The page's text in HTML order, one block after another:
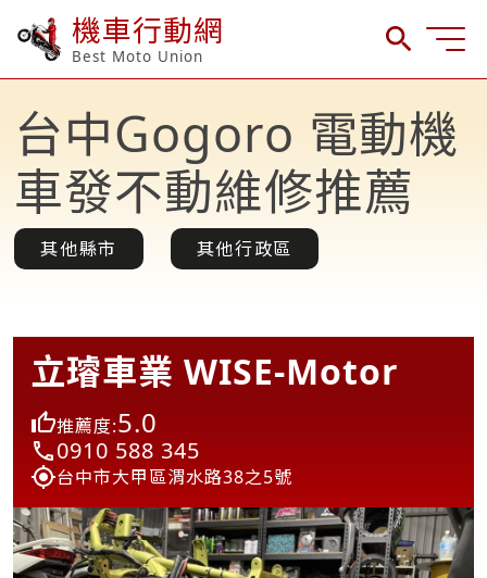
機車行動網
Best Moto Union
台中Gogoro 電動機
車發不動維修推薦
其他縣市 其他行政區
立璿車業 WISE-Motor
推薦度:5.0
0910 588 345
台中市大甲區渭水路38之5號